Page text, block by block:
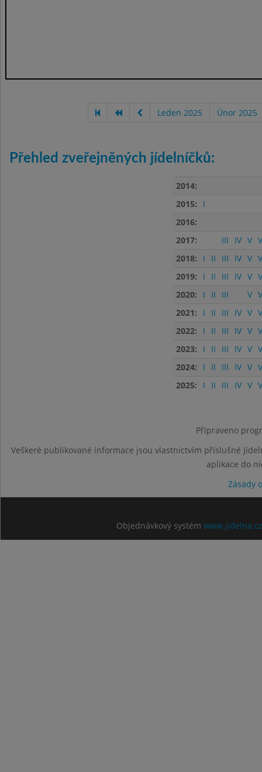
Leden 2025 Únor 2025
Přehled zveřejněných jídelníčků:
2014:
2015:
I
2016:
2017:
III IV V
2018:
I II III IV V
2019:
I II III IV V
2020:
I II III V
2021:
I II III IV V
2022:
I II III IV V
2023:
I II III IV V
2024:
I II III IV V
2025:
I II III IV V
Připraveno
Veškeré publikované informace jsou vlastnictvím příslušné
aplikace do
Zásady
Objednávkový systém www.jidelna.cz